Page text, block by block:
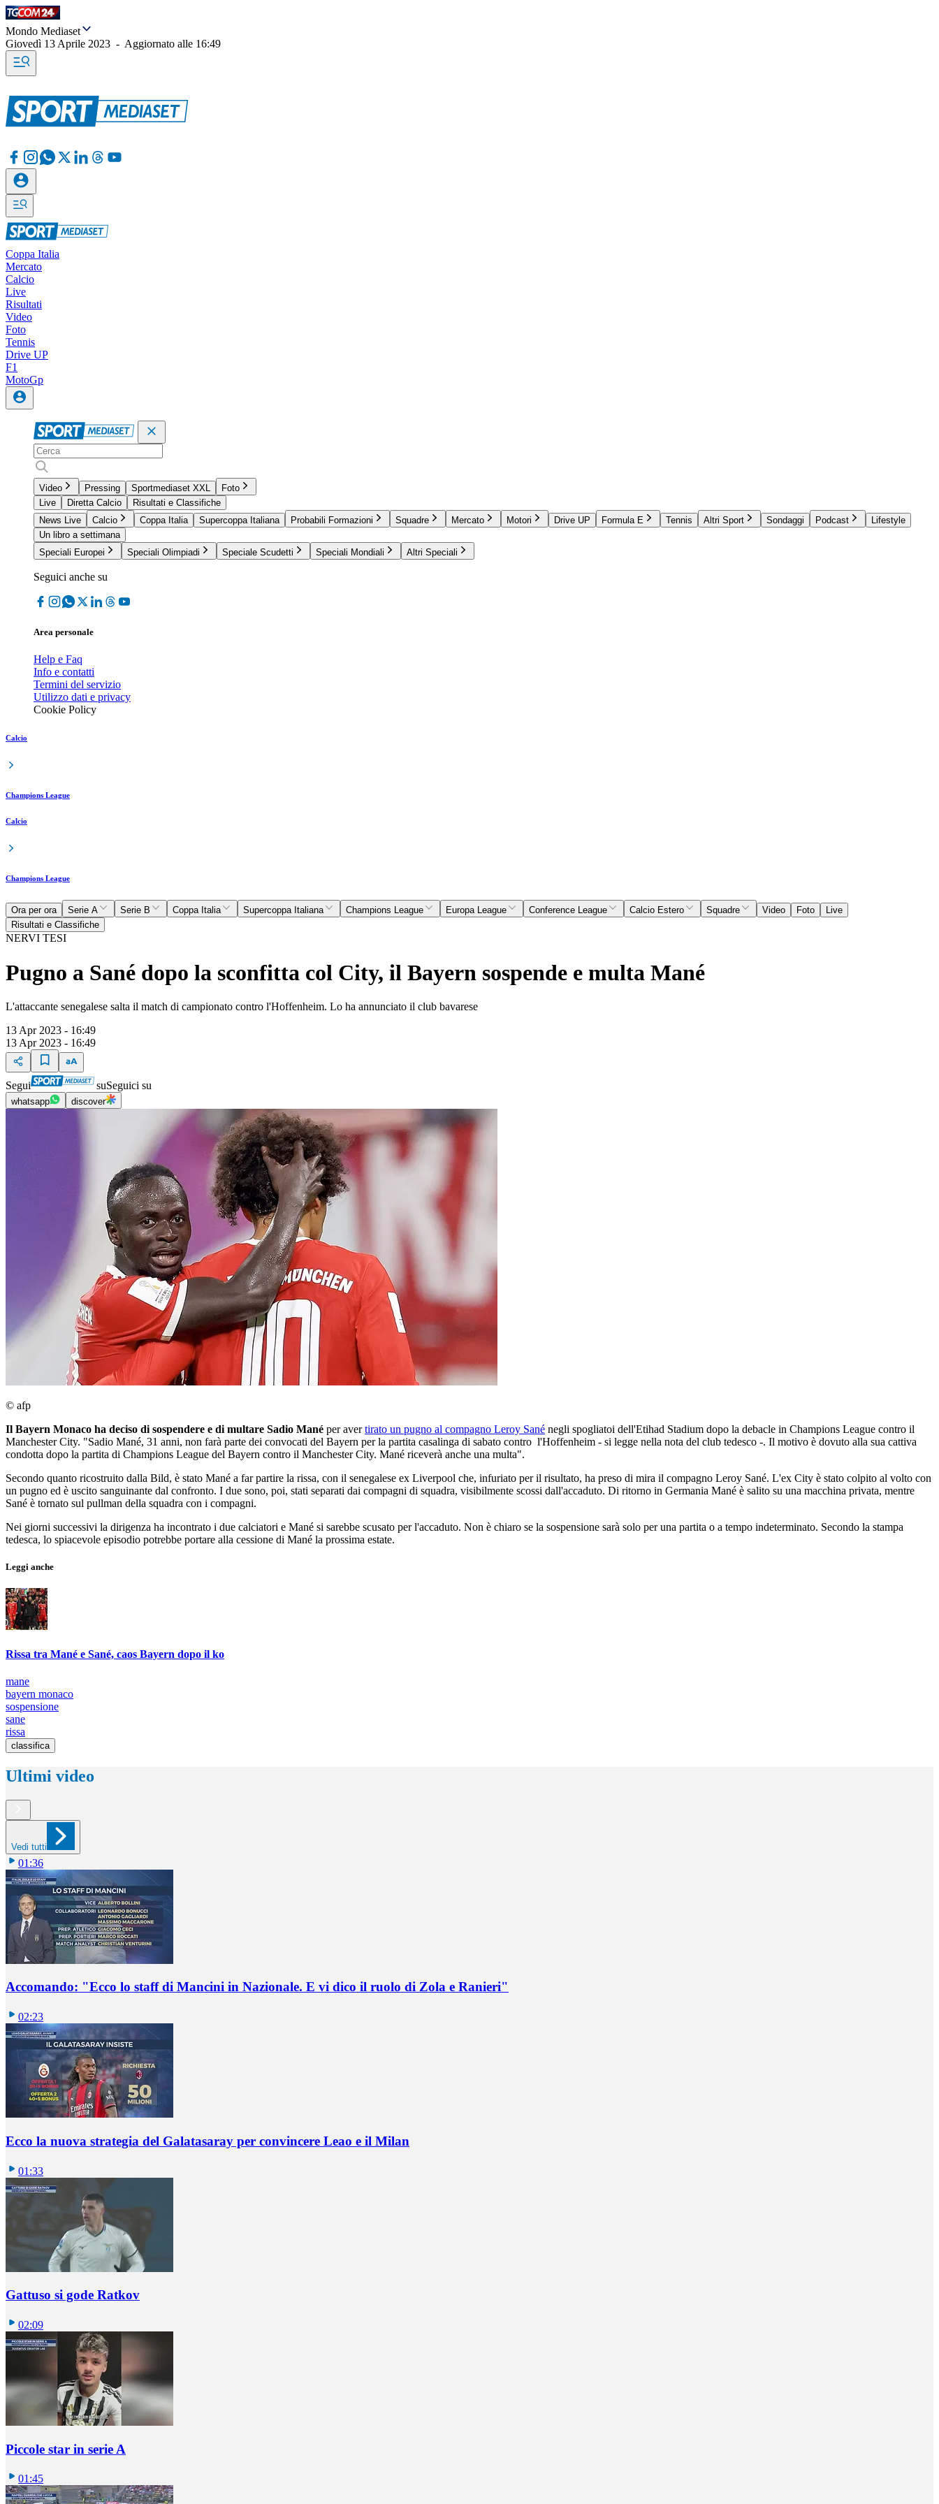
Mondo Mediaset
Giovedì 13 Aprile 2023 - Aggiornato alle 16:49
Coppa Italia
Mercato
Calcio
Live
Risultati
Video
Foto
Tennis
Drive UP
F1
MotoGp
Video Pressing Sportmediaset XXL
Foto
Live
Diretta Calcio
Risultati e Classifiche
News Live
Calcio Coppa Italia Supercoppa Italiana Probabili Formazioni Squadre Mercato Motori Drive UP Formula E Tennis Altri Sport Sondaggi Podcast
Lifestyle
Un libro a settimana
Speciali Europei
Speciali Olimpiadi Speciale Scudetti Speciali Mondiali Altri Speciali
Seguici anche su
Area personale
Help e Faq
Info e contatti
Termini del servizio
Utilizzo dati e privacy
Cookie Policy
Calcio
Champions League
Calcio
Champions League
Ora per ora Serie A Serie B Coppa Italia Supercoppa Italiana Champions League Europa League Conference League Calcio Estero Squadre Video Foto
Live
Risultati e Classifiche
NERVI TESI
Pugno a Sané dopo la sconfitta col City, il Bayern sospende e multa Mané
L'attaccante senegalese salta il match di campionato contro l'Hoffenheim. Lo ha annunciato il club bavarese
13 Apr 2023 - 16:49
13 Apr 2023 - 16:49
Segui suSeguici su
whatsapp discover
© afp
Il Bayern Monaco ha deciso di sospendere e di multare Sadio Mané per avertirato un pugno al compagno Leroy Sané negli spogliatoi dell'Etihad Stadium dopo la debacle in Champions League contro il
Manchester City. "Sadio Mané, 31 anni, non farà parte dei convocati del Bayern per la partita casalinga di sabato contro l'Hoffenheim - si legge nella nota del club tedesco -. Il motivo è dovuto alla sua cattiva
condotta dopo la partita di Champions League del Bayern contro il Manchester City. Mané riceverà anche una multa".
Secondo quanto ricostruito dalla Bild, è stato Mané a far partire la rissa, con il senegalese ex Liverpool che, infuriato per il risultato, ha preso di mira il compagno Leroy Sané. L'ex City è stato colpito al volto con
un pugno ed è uscito sanguinante dal confronto. I due sono, poi, stati separati dai compagni di squadra, visibilmente scossi dall'accaduto. Di ritorno in Germania Mané è salito su una macchina privata, mentre
Sané è tornato sul pullman della squadra con i compagni.
Nei giorni successivi la dirigenza ha incontrato i due calciatori e Mané si sarebbe scusato per l'accaduto. Non è chiaro se la sospensione sarà solo per una partita o a tempo indeterminato. Secondo la stampa
tedesca, lo spiacevole episodio potrebbe portare alla cessione di Mané la prossima estate.
Leggi anche
Rissa tra Mané e Sané, caos Bayern dopo il ko
mane
bayern monaco
sospensione
sane
rissa
classifica
Ultimi video
Vedi tutti
01:36
Accomando: "Ecco lo staff di Mancini in Nazionale. E vi dico il ruolo di Zola e Ranieri"
02:23
Ecco la nuova strategia del Galatasaray per convincere Leao e il Milan
01:33
Gattuso si gode Ratkov
02:09
Piccole star in serie A
01:45